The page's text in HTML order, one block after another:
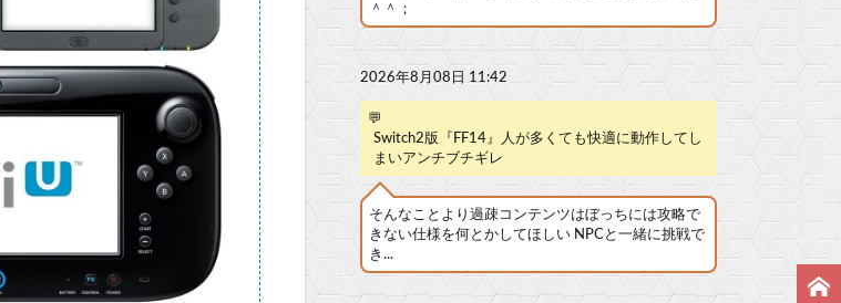
＾＾；
2026年8月08日 11:42
💬
Switch2版『FF14』人が多くても快適に動作してし
まいアンチブチギレ
そんなことより過疎コンテンツはぼっちには攻略で
きない仕様を何とかしてほしい NPCと一緒に挑戦で
き...